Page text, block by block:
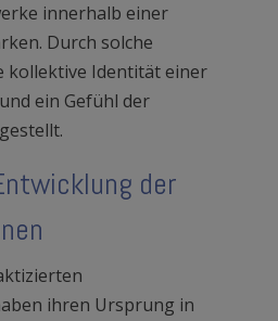
innerhalb einer
Durch solche
kollektive Identität einer
ein Gefühl der
der
ihren Ursprung in